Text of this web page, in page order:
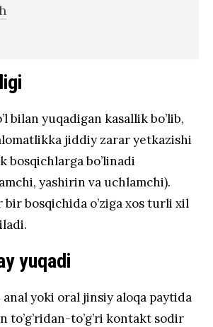
bilan yuqadigan kasallik bo’lib,
jiddiy zarar yetkazishi
bosqichlarga bo’linadi
yashirin va uchlamchi).
bosqichida o’ziga xos turli xil
yuqadi
anal yoki oral jinsiy aloqa paytida
to’g’ridan-to’g’ri kontakt sodir